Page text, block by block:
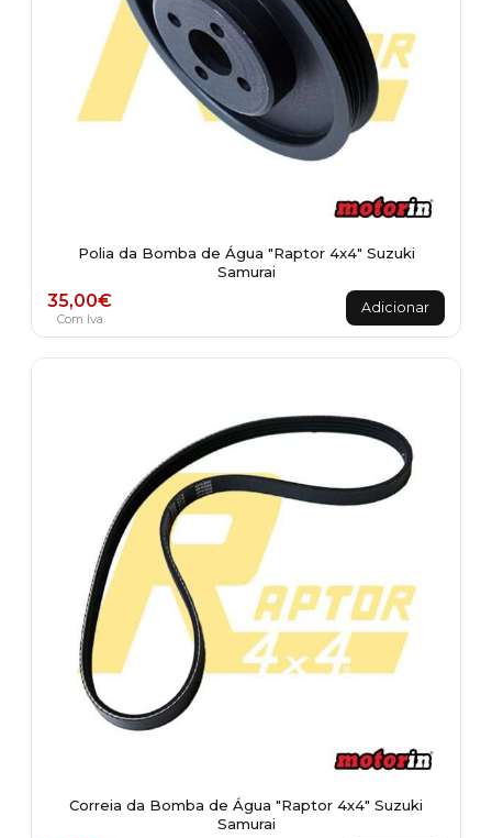
Polia da Bomba de Água "Raptor 4x4" Suzuki
Samurai
35,00€
Com Iva
Adicionar
Correia da Bomba de Água "Raptor 4x4" Suzuki
Samurai